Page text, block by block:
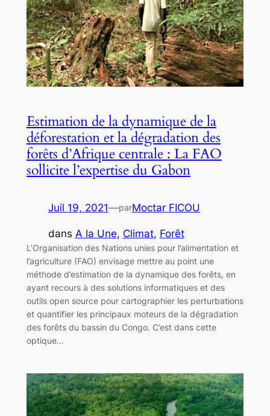
Estimation de la dynamique de la
déforestation et la dégradation des
forêts d’Afrique centrale : La FAO
sollicite l’expertise du Gabon
Juil 19, 2021—parMoctar FICOU
dans A la Une, Climat, Forêt
L’Organisation des Nations unies pour l’alimentation et
l’agriculture (FAO) envisage mettre au point une
méthode d’estimation de la dynamique des forêts, en
ayant recours à des solutions informatiques et des
outils open source pour cartographier les perturbations
et quantifier les principaux moteurs de la dégradation
des forêts du bassin du Congo. C’est dans cette
optique…